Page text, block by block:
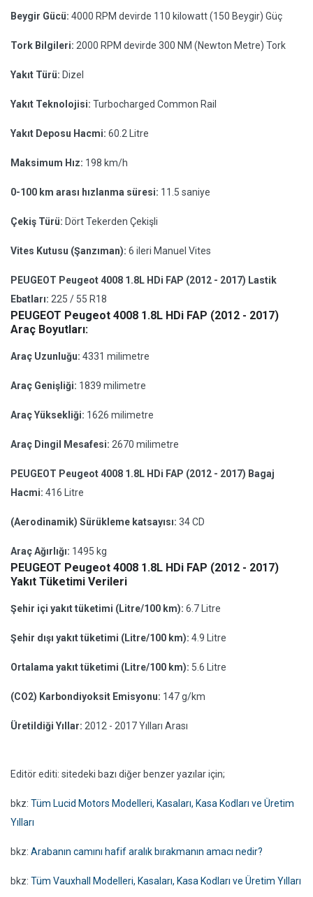
Beygir Gücü: 4000 RPM devirde 110 kilowatt (150 Beygir) Güç
Tork Bilgileri: 2000 RPM devirde 300 NM (Newton Metre) Tork
Yakıt Türü: Dizel
Yakıt Teknolojisi: Turbocharged Common Rail
Yakıt Deposu Hacmi: 60.2 Litre
Maksimum Hız: 198 km/h
0-100 km arası hızlanma süresi: 11.5 saniye
Çekiş Türü: Dört Tekerden Çekişli
Vites Kutusu (Şanzıman): 6 ileri Manuel Vites
PEUGEOT Peugeot 4008 1.8L HDi FAP (2012 - 2017) Lastik
Ebatları: 225 / 55 R18
PEUGEOT Peugeot 4008 1.8L HDi FAP (2012 - 2017)
Araç Boyutları:
Araç Uzunluğu: 4331 milimetre
Araç Genişliği: 1839 milimetre
Araç Yüksekliği: 1626 milimetre
Araç Dingil Mesafesi: 2670 milimetre
PEUGEOT Peugeot 4008 1.8L HDi FAP (2012 - 2017) Bagaj
Hacmi: 416 Litre
(Aerodinamik) Sürükleme katsayısı: 34 CD
Araç Ağırlığı: 1495 kg
PEUGEOT Peugeot 4008 1.8L HDi FAP (2012 - 2017)
Yakıt Tüketimi Verileri
Şehir içi yakıt tüketimi (Litre/100 km): 6.7 Litre
Şehir dışı yakıt tüketimi (Litre/100 km): 4.9 Litre
Ortalama yakıt tüketimi (Litre/100 km): 5.6 Litre
(CO2) Karbondiyoksit Emisyonu: 147 g/km
Üretildiği Yıllar: 2012 - 2017 Yılları Arası
Editör editi: sitedeki bazı diğer benzer yazılar için;
bkz: Tüm Lucid Motors Modelleri, Kasaları, Kasa Kodları ve Üretim
Yılları
bkz: Arabanın camını hafif aralık bırakmanın amacı nedir?
bkz: Tüm Vauxhall Modelleri, Kasaları, Kasa Kodları ve Üretim Yılları